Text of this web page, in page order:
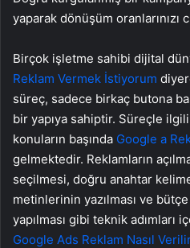
yaparak dönüşüm
Birçok işletme sahibi dijital
Reklam Vermek İstiyorum
süreç, sadece birkaç butona
bir yapıya sahiptir. Süreçle
konuların başında Google a
gelmektedir. Reklamların
seçilmesi, doğru anahtar
metinlerinin yazılması ve
yapılması gibi teknik adımları
Google Ads Reklam Nasıl